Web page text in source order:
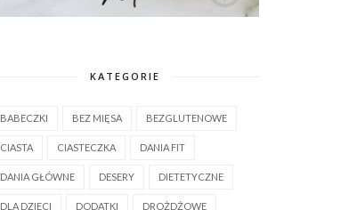
KATEGORIE
BABECZKI BEZ MIĘSA BEZGLUTENOWE
CIASTA CIASTECZKA DANIA FIT
DANIA GŁÓWNE DESERY DIETETYCZNE
DLA DZIECI DODATKI DROŻDŻOWE